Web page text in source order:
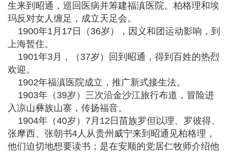
生来到昭通，巡回医病并筹建福滇医院。柏格理和埃
玛反对女人缠足，成立天足会。
1900年1月17日（36岁），因义和团运动影响，到
上海暂住。
1901年3月，（37岁）回到昭通，得到百姓的热烈
欢迎。
1902年福滇医院成立，推广新式接生法。
1903年（39岁）三次沿金沙江旅行布道，冒险进
入凉山彝族山寨，传扬福音。
1904年（40岁）7月12日苗族罗但以理、罗彼得、
张摩西、张朝书4人从贵州威宁来到昭通见柏格理，
他们迫切地想要读书；是在安顺的党居仁牧师介绍他